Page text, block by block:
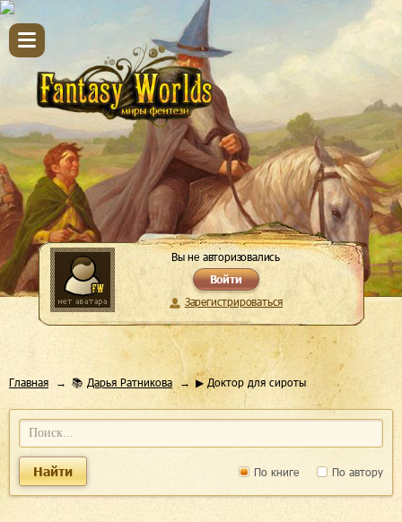
Вы не авторизовались
Войти
Зарегистрироваться
Главная 📚 Дарья Ратникова ▶ Доктор для сироты
По книге По автору
Найти